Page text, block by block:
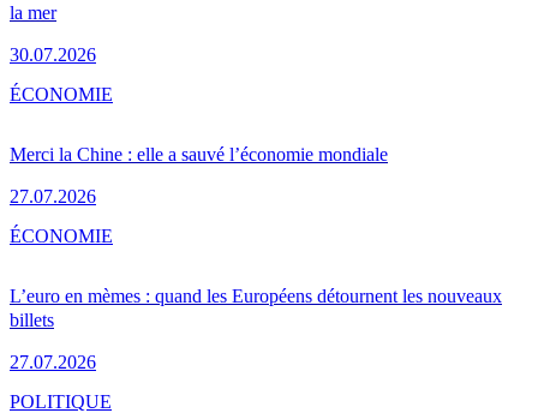
la mer
30.07.2026
Merci la Chine : elle a sauvé l’économie mondiale
27.07.2026
ÉCONOMIE
L’euro en mèmes : quand les Européens détournent les nouveaux
billets
27.07.2026
ÉCONOMIE
POLITIQUE